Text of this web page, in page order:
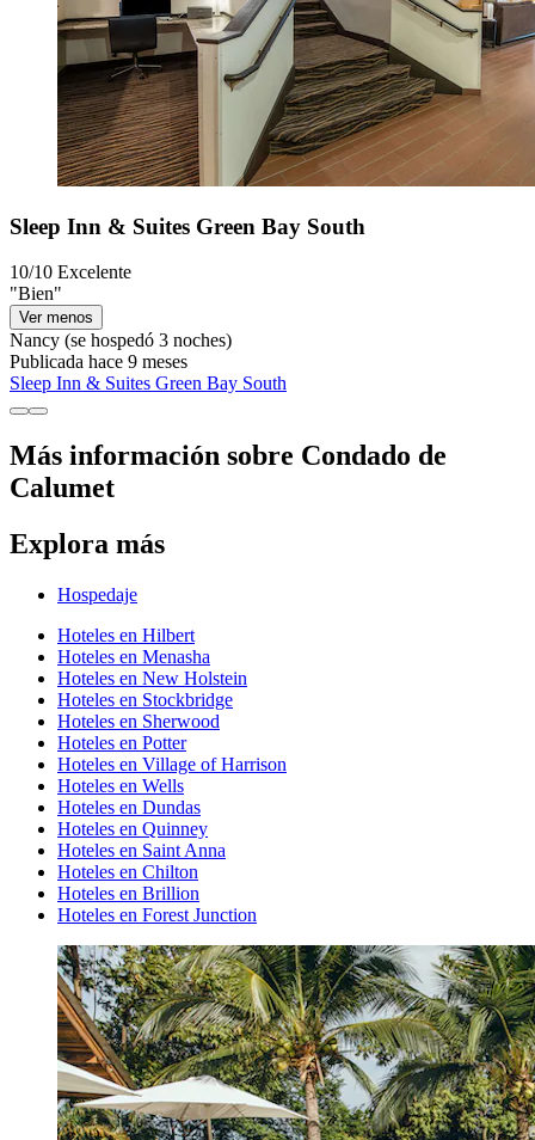
Sleep Inn & Suites Green Bay South
10/10 Excelente
"Bien"
Ver menos
Nancy (se hospedó 3 noches)
Publicada hace 9 meses
Sleep Inn & Suites Green Bay South
Más información sobre Condado de
Calumet
Explora más
Hospedaje
Hoteles en Hilbert
Hoteles en Menasha
Hoteles en New Holstein
Hoteles en Stockbridge
Hoteles en Sherwood
Hoteles en Potter
Hoteles en Village of Harrison
Hoteles en Wells
Hoteles en Dundas
Hoteles en Quinney
Hoteles en Saint Anna
Hoteles en Chilton
Hoteles en Brillion
Hoteles en Forest Junction